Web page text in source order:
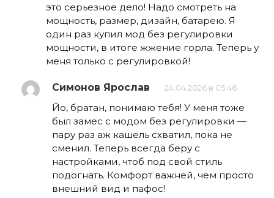
это серьезное дело! Надо смотреть на
мощность, размер, дизайн, батарею. Я
один раз купил мод без регулировки
мощности, в итоге жжение горла. Теперь у
меня только с регулировкой!
Симонов Ярослав 24.04.2026 в 05:46
Йо, братан, понимаю тебя! У меня тоже
был замес с модом без регулировки —
пару раз аж кашель схватил, пока не
сменил. Теперь всегда беру с
настройками, чтоб под свой стиль
подогнать. Комфорт важней, чем просто
внешний вид и пафос!